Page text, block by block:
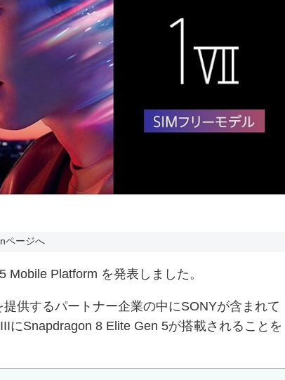
ページへ
Platform を発表しました。
供するパートナー企業の中にSONYが含まれて
にSnapdragon 8 Elite Gen 5が搭載されることを